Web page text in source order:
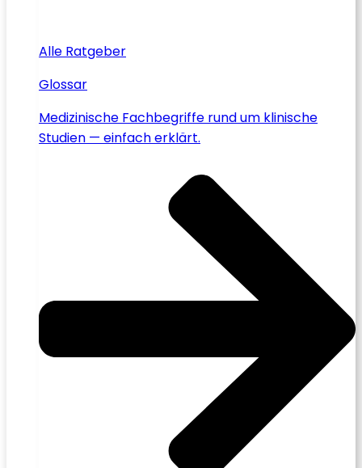
Alle Ratgeber
Glossar
Medizinische Fachbegriffe rund um klinische
Studien — einfach erklärt.